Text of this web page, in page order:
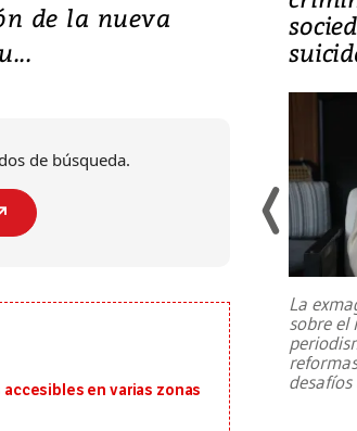
de la nueva
de búsqueda.
en varias zonas
Japón, provocando una
La
sobre el